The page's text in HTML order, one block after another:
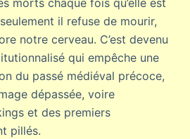
morts chaque fois qu’elle est
il refuse de mourir,
notre cerveau. C’est devenu
qui empêche une
du passé médiéval précoce,
dépassée, voire
et des premiers
pillés.